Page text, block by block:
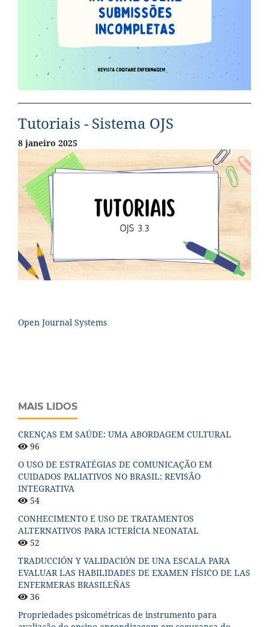
Tutoriais - Sistema OJS
8 janeiro 2025
Open Journal Systems
MAIS LIDOS
CRENÇAS EM SAÚDE: UMA ABORDAGEM CULTURAL
96
O USO DE ESTRATÉGIAS DE COMUNICAÇÃO EM
CUIDADOS PALIATIVOS NO BRASIL: REVISÃO
INTEGRATIVA
54
CONHECIMENTO E USO DE TRATAMENTOS
ALTERNATIVOS PARA ICTERÍCIA NEONATAL
52
TRADUCCIÓN Y VALIDACIÓN DE UNA ESCALA PARA
EVALUAR LAS HABILIDADES DE EXAMEN FÍSICO DE LAS
ENFERMERAS BRASILEÑAS
36
Propriedades psicométricas de instrumento para